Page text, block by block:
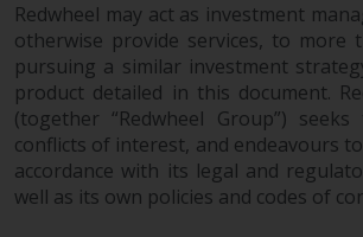
Nichts auf dieser
als Anlage-, Steuer-,
sonstige Beratung
werden.
Redwheel may act as investment
otherwise provide services, to more
pursuing a similar investment
product detailed in this document.
(together “Redwheel Group”)
conflicts of interest, and endeavours
accordance with its legal and
well as its own policies and codes of